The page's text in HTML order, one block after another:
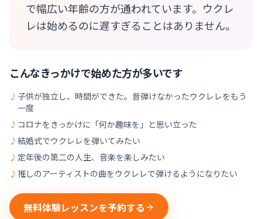
で幅広い年齢の方が通われています。ウクレ
レは始めるのに遅すぎることはありません。
こんなきっかけで始めた方が多いです
♪ 子供が独立し、時間ができた。昔弾けなかったウクレレをもう
一度
♪ コロナをきっかけに「何か趣味を」と思い立った
♪ 結婚式でウクレレを弾いてみたい
♪ 定年後の第二の人生、音楽を楽しみたい
♪ 推しのアーティストの曲をウクレレで弾けるようになりたい
無料体験レッスンを予約する